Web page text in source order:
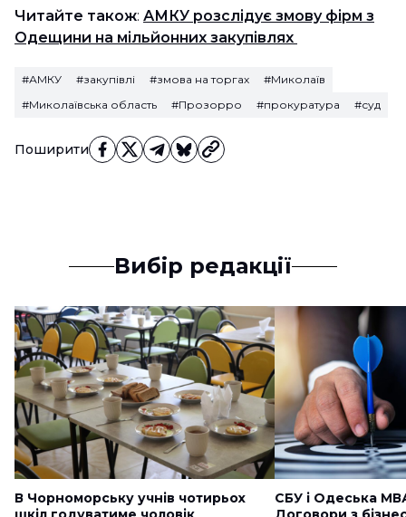
Поширити
Читайте також: АМКУ розслідує змову фірм з
Одещини на мільйонних закупівлях
#АМКУ #закупівлі #змова на торгах
#Миколаїв
#Миколаївська область
#Прозорро #прокуратура #суд
Вибір редакції
В Чорноморську учнів чотирьох
СБУ і Одеська